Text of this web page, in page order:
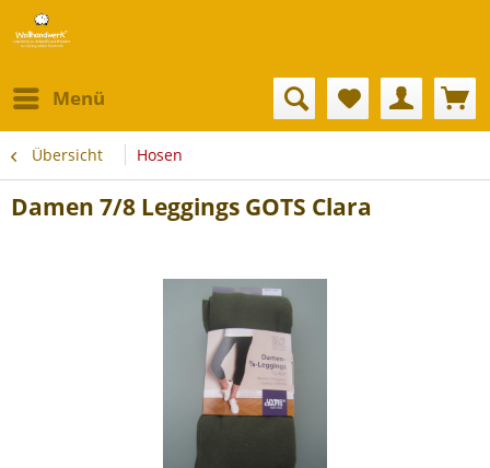
Menü
Übersicht Hosen
Damen 7/8 Leggings GOTS Clara